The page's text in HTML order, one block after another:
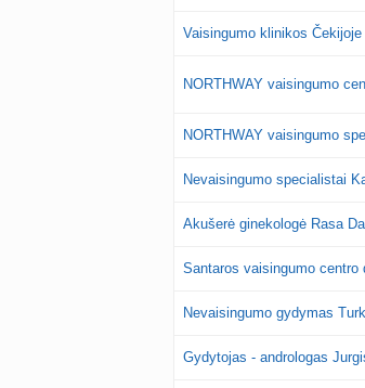
Vaisingumo klinikos Čekijoje
NORTHWAY vaisingumo
NORTHWAY vaisingumo
Nevaisingumo specialistai
Akušerė ginekologė Rasa
Santaros vaisingumo centro
Nevaisingumo gydymas
Gydytojas - andrologas